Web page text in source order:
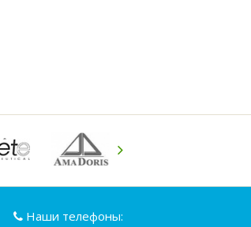
Наши телефоны: